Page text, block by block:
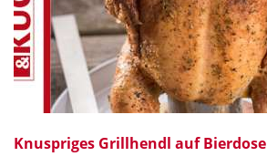
Knuspriges Grillhendl auf Bierdose